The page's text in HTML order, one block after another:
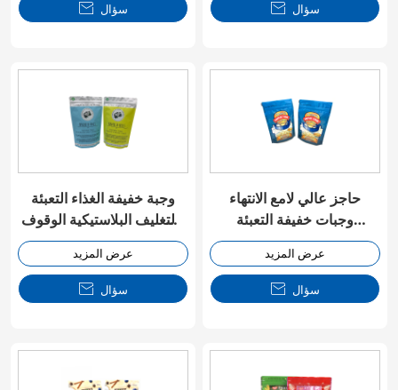
 سؤال  سؤال
وجبة خفيفة الغذاء التعبئة
والتغليف البلاستيكية الوقوف
فوق حقيبة Ziplock
عرض المزيد
 سؤال
حاجز عالي لامع الانتهاء
وجبات خفيفة التعبئة
والتغليف Doypack
عرض المزيد
 سؤال